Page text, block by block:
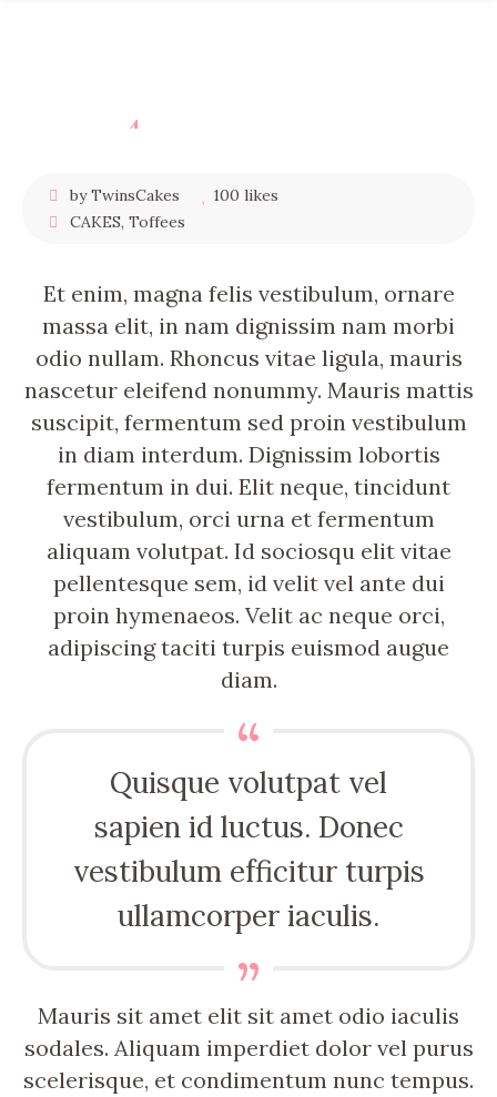
4
by TwinsCakes
100 likes
CAKES, Toffees
Et enim, magna felis vestibulum, ornare
massa elit, in nam dignissim nam morbi
odio nullam. Rhoncus vitae ligula, mauris
nascetur eleifend nonummy. Mauris mattis
suscipit, fermentum sed proin vestibulum
in diam interdum. Dignissim lobortis
fermentum in dui. Elit neque, tincidunt
vestibulum, orci urna et fermentum
aliquam volutpat. Id sociosqu elit vitae
pellentesque sem, id velit vel ante dui
proin hymenaeos. Velit ac neque orci,
adipiscing taciti turpis euismod augue
diam.
Quisque volutpat vel
sapien id luctus. Donec
vestibulum efficitur turpis
ullamcorper iaculis.
Mauris sit amet elit sit amet odio iaculis
sodales. Aliquam imperdiet dolor vel purus
scelerisque, et condimentum nunc tempus.